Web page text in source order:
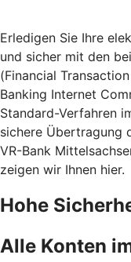
Erledigen Sie Ihre
und sicher mit den
(Financial
Banking Internet
Standard-Verfahren
sichere Übertragung
VR-Bank
zeigen wir Ihnen hier.
Hohe
Alle Konten